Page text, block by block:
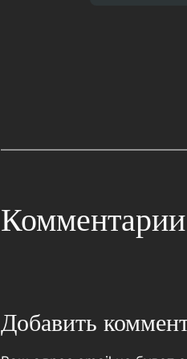
Комментарии
Добавить